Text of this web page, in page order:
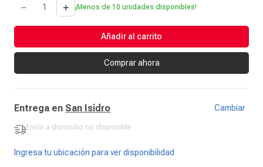
＋
－ ¡Menos de 10 unidades disponibles!
Añadir al carrito
Comprar ahora
Entrega en San Isidro Cambiar
Envío a domicilio no disponible
-
Ingresa tu ubicación para ver disponibilidad